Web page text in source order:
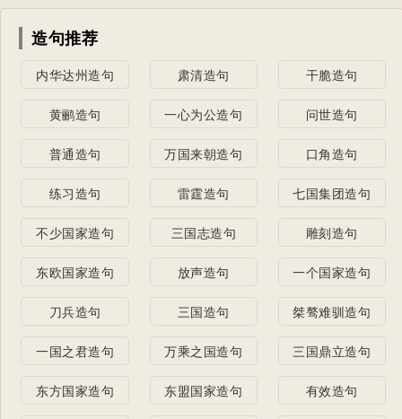
造句推荐
内华达州造句 肃清造句 干脆造句
黄鹂造句 一心为公造句 问世造句
普通造句 万国来朝造句 口角造句
练习造句 雷霆造句 七国集团造句
不少国家造句 三国志造句 雕刻造句
东欧国家造句 放声造句 一个国家造句
刀兵造句 三国造句 桀骜难驯造句
一国之君造句 万乘之国造句 三国鼎立造句
东方国家造句 东盟国家造句 有效造句